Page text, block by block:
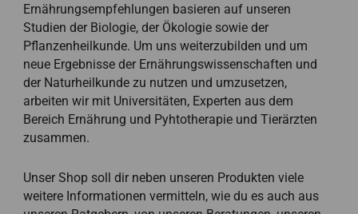
Ernährungsempfehlungen basieren auf unseren
Studien der Biologie, der Ökologie sowie der
Pflanzenheilkunde. Um uns weiterzubilden und um
neue Ergebnisse der Ernährungswissenschaften und
der Naturheilkunde zu nutzen und umzusetzen,
arbeiten wir mit Universitäten, Experten aus dem
Bereich Ernährung und Pyhtotherapie und Tierärzten
zusammen.
Unser Shop soll dir neben unseren Produkten viele
weitere Informationen vermitteln, wie du es auch aus